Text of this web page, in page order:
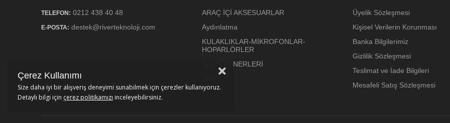
TELEFON: 0212 438 40 48
E-POSTA: destek@riverteknoloji.com
ARAÇ İÇİ AKSESUARLAR
Aydınlatma
KULAKLIKLAR-MİKROFONLAR-
HOPARLÖRLER
DALIŞ FENERLERİ
Üyelik Sözleşmesi
Kişisel Verilerin Korunması
Banka Bilgilerimiz
Gizlilik Sözleşmesi
Teslimat ve İade Bilgileri
Mesafeli Satış Sözleşmesi
Çerez Kullanımı
Size daha iyi bir alışveriş deneyimi sunabilmek için çerezler kullanıyoruz.
Detaylı bilgi için çerez politikamızı inceleyebilirsiniz.